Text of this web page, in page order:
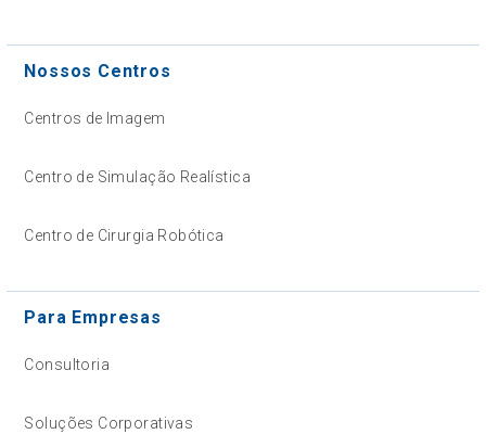
Nossos Centros
Centros de Imagem
Centro de Simulação Realística
Centro de Cirurgia Robótica
Para Empresas
Consultoria
Soluções Corporativas